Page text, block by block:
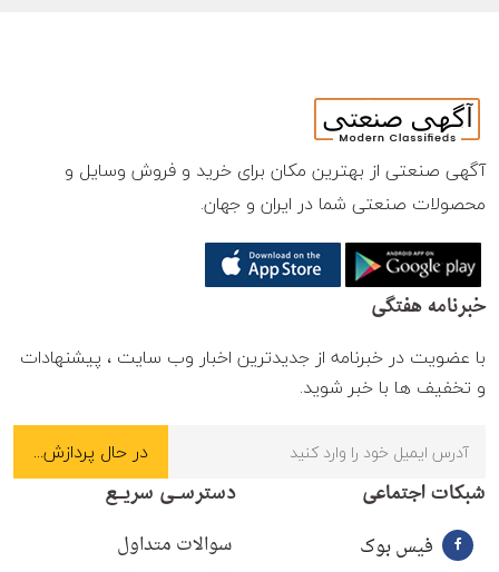
آگهی صنعتی از بهترین مکان برای خرید و فروش وسایل و
محصولات صنعتی شما در ایران و جهان.
خبرنامه هفتگی
با عضویت در خبرنامه از جدیدترین اخبار وب سایت ، پیشنهادات
و تخفیف ها با خبر شوید.
شبکات اجتماعی
فیس بوک
دسترسـی سریـع
سوالات متداول